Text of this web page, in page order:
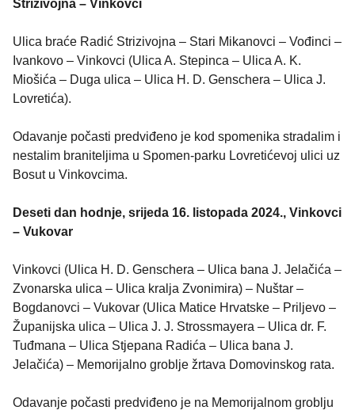
Strizivojna – Vinkovci
Ulica braće Radić Strizivojna – Stari Mikanovci – Vođinci –
Ivankovo – Vinkovci (Ulica A. Stepinca – Ulica A. K.
Miošića – Duga ulica – Ulica H. D. Genschera – Ulica J.
Lovretića).
Odavanje počasti predviđeno je kod spomenika stradalim i
nestalim braniteljima u Spomen-parku Lovretićevoj ulici uz
Bosut u Vinkovcima.
Deseti dan hodnje, srijeda 16. listopada 2024., Vinkovci
– Vukovar
Vinkovci (Ulica H. D. Genschera – Ulica bana J. Jelačića –
Zvonarska ulica – Ulica kralja Zvonimira) – Nuštar –
Bogdanovci – Vukovar (Ulica Matice Hrvatske – Priljevo –
Županijska ulica – Ulica J. J. Strossmayera – Ulica dr. F.
Tuđmana – Ulica Stjepana Radića – Ulica bana J.
Jelačića) – Memorijalno groblje žrtava Domovinskog rata.
Odavanje počasti predviđeno je na Memorijalnom groblju